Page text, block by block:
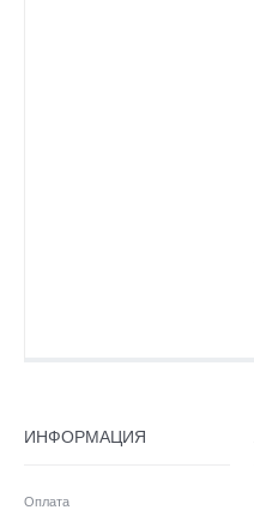
ИНФОРМАЦИЯ
Оплата